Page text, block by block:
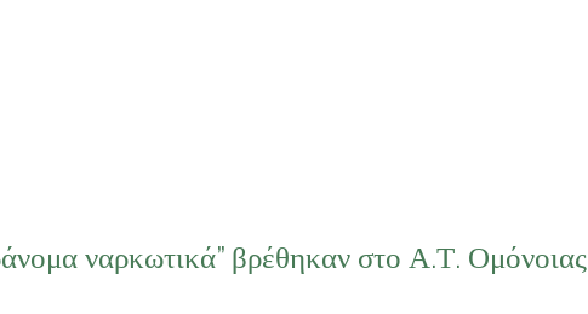
ναρκωτικά” βρέθηκαν στο Α.Τ. Ομόνοιας